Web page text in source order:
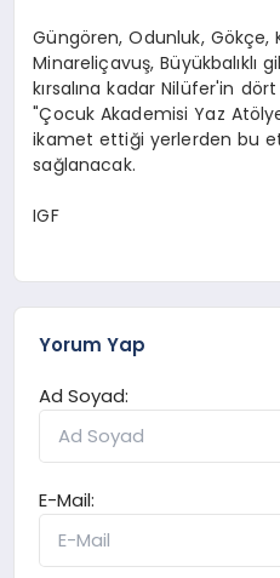
Güngören, Odunluk, Gökçe,
Minareliçavuş, Büyükbalıklı
kırsalına kadar Nilüfer'in
"Çocuk Akademisi Yaz
ikamet ettiği yerlerden bu
sağlanacak.
IGF
Yorum Yap
Ad Soyad:
E-Mail: